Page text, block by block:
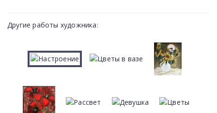
Другие работы художника: